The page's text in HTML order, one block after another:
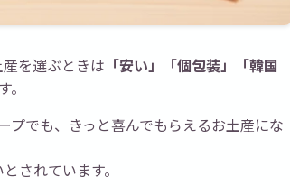
を選ぶときは 「安い」「個包装」「韓国
プでも、きっと喜んでもらえるお土産にな
されています。